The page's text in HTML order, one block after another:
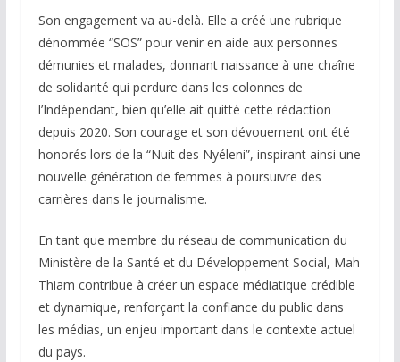
Son engagement va au-delà. Elle a créé une rubrique
dénommée “SOS” pour venir en aide aux personnes
démunies et malades, donnant naissance à une chaîne
de solidarité qui perdure dans les colonnes de
l’Indépendant, bien qu’elle ait quitté cette rédaction
depuis 2020. Son courage et son dévouement ont été
honorés lors de la “Nuit des Nyéleni”, inspirant ainsi une
nouvelle génération de femmes à poursuivre des
carrières dans le journalisme.
En tant que membre du réseau de communication du
Ministère de la Santé et du Développement Social, Mah
Thiam contribue à créer un espace médiatique crédible
et dynamique, renforçant la confiance du public dans
les médias, un enjeu important dans le contexte actuel
du pays.